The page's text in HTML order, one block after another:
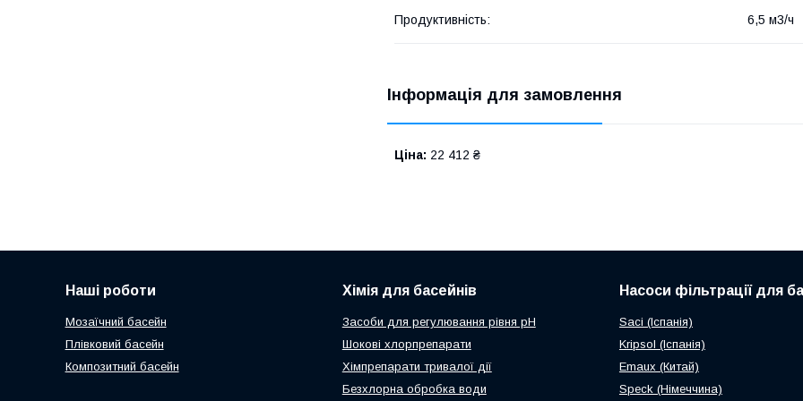
Продуктивність: 6,5 м3/ч
Інформація для замовлення
Ціна: 22 412 ₴
Наші роботи
Мозаїчний басейн
Плівковий басейн
Композитний басейн
Хімія для басейнів
Засоби для регулювання рівня рН
Шокові хлорпрепарати
Хімпрепарати тривалої дії
Безхлорна обробка води
Насоси фільтрації для
Saci (Іспанія)
Kripsol (Іспанія)
Emaux (Китай)
Speck (Німеччина)